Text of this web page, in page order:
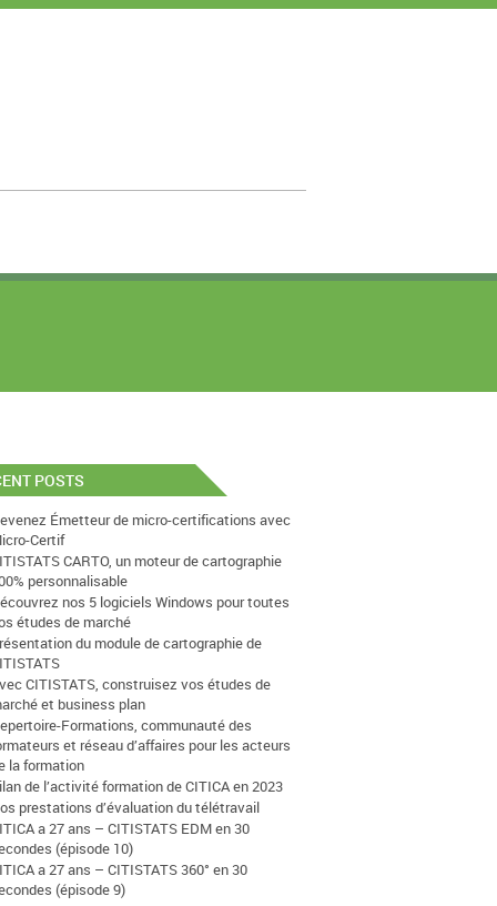
POSTS
Émetteur de micro-certifications avec
Certif
CARTO, un moteur de cartographie
personnalisable
nos 5 logiciels Windows pour toutes
études de marché
du module de cartographie de
CITISTATS, construisez vos études de
et business plan
Formations, communauté des
et réseau d’affaires pour les acteurs
la formation
de l’activité formation de CITICA en 2023
prestations d’évaluation du télétravail
a 27 ans – CITISTATS EDM en 30
(épisode 10)
a 27 ans – CITISTATS 360° en 30
(épisode 9)